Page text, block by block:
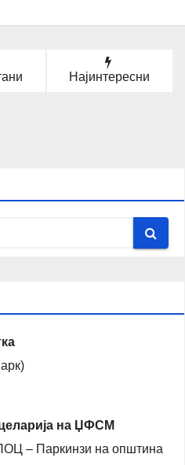
Најинтересни
на ЏФСМ
– Паркинзи на општина